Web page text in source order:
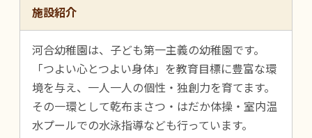
施設紹介
河合幼稚園は、子ども第一主義の幼稚園です。
「つよい心とつよい身体」を教育目標に豊富な環
境を与え、一人一人の個性・独創力を育てます。
その一環として乾布まさつ・はだか体操・室内温
水プールでの水泳指導なども行っています。